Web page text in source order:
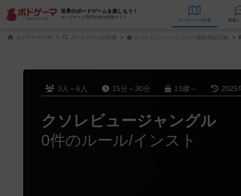
世界のボードゲームを楽しもう！
ボードゲーム専門の総合情報サイト
データベース 検索
ボドゲーマTOP ボードゲームの検索 クソレビュージャングルの通販/商品詳細
3人～6人 15分～30分 13歳～ 2025
クソレビュージャングル
0件のルール/インスト